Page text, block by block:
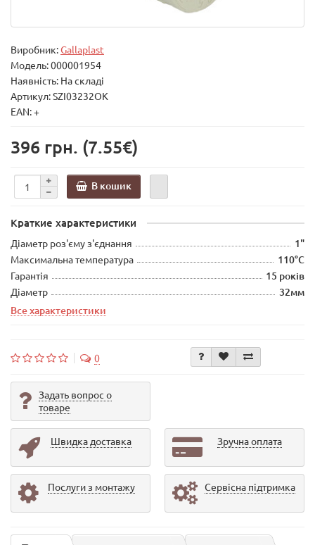
Виробник:Gallaplast
Модель:000001954
Наявність: На складі
Артикул: SZI03232OK
EAN: +
396 грн. (7.55€)
В кошик
Краткие характеристики
Діаметр роз'єму з'єднання 1"
Максимальна температура 110°С
Гарантія 15 років
Діаметр
32мм
Все характеристики
0
Задать вопрос о
товаре
Швидка доставка Зручна оплата
Послуги з монтажу Сервісна підтримка